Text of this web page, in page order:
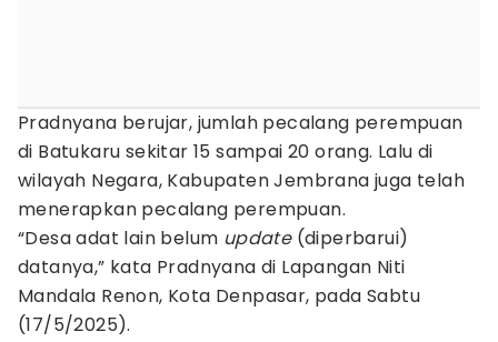
Pradnyana berujar, jumlah pecalang perempuan
di Batukaru sekitar 15 sampai 20 orang. Lalu di
wilayah Negara, Kabupaten Jembrana juga telah
menerapkan pecalang perempuan.
“Desa adat lain belum update(diperbarui)
datanya,” kata Pradnyana di Lapangan Niti
Mandala Renon, Kota Denpasar, pada Sabtu
(17/5/2025).